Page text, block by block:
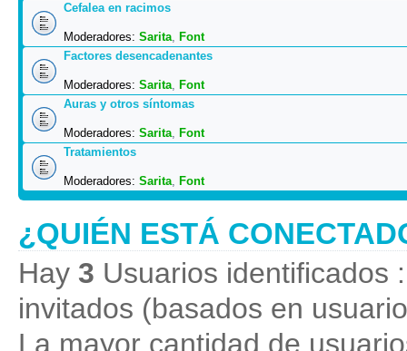
Cefalea en racimos
Moderadores: Sarita, Font
Factores desencadenantes
Moderadores: Sarita, Font
Auras y otros síntomas
Moderadores: Sarita, Font
Tratamientos
Moderadores: Sarita, Font
¿QUIÉN ESTÁ
Hay 3 Usuarios identificados
invitados (basados en
La mayor cantidad de